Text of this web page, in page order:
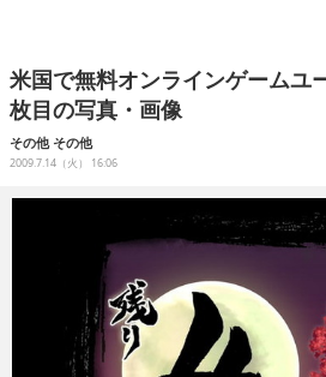
企業動向
人材育成
イベント/セミナー
eスポーツ
米国で無料オンラインゲームユ
枚目の写真・画像
その他 その他
2009.7.14（火） 16:06